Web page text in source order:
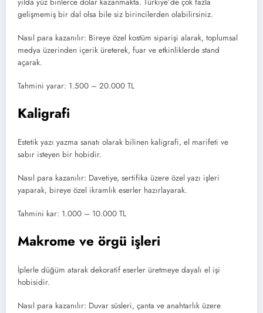
gelişmemiş bir dal olsa bile siz birincilerden olabilirsiniz.
Nasıl para kazanılır: Bireye özel kostüm siparişi alarak, toplumsal
medya üzerinden içerik üreterek, fuar ve etkinliklerde stand
açarak.
Tahmini yarar: 1.500 – 20.000 TL
Kaligrafi
Estetik yazı yazma sanatı olarak bilinen kaligrafi, el marifeti ve
sabır isteyen bir hobidir.
Nasıl para kazanılır: Davetiye, sertifika üzere özel yazı işleri
yaparak, bireye özel ikramlık eserler hazırlayarak.
Tahmini kar: 1.000 – 10.000 TL
Makrome ve örgü işleri
İplerle düğüm atarak dekoratif eserler üretmeye dayalı el işi
hobisidir.
Nasıl para kazanılır: Duvar süsleri, çanta ve anahtarlık üzere